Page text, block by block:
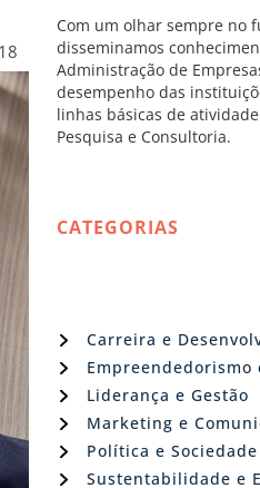
Com um olhar sempre no
disseminamos
Administração de
desempenho das
linhas básicas de
Pesquisa e Consultoria.
CATEGORIAS
Carreira e
Empreendedorismo
Liderança e Gestão
Marketing e
Política e Sociedade
Sustentabilidade e